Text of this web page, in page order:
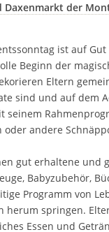
der
ist auf
Beginn der
Eltern
sind und auf dem
seinem
andere
gut erhaltene und
Babyzubehör,
Programm von
springen.
Essen und